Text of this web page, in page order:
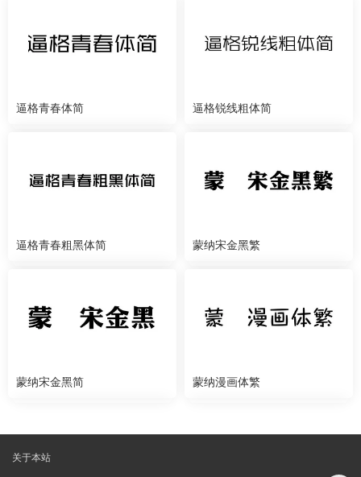
逼格青春体简 逼格锐线粗体简
逼格青春粗黑体简 蒙纳宋金黑繁
蒙纳宋金黑简 蒙纳漫画体繁
关于本站